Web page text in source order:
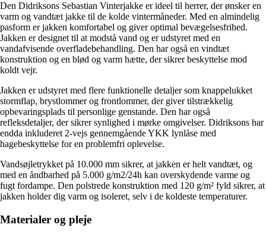
Den Didriksons Sebastian Vinterjakke er ideel til herrer, der ønsker en
varm og vandtæt jakke til de kolde vintermåneder. Med en almindelig
pasform er jakken komfortabel og giver optimal bevægelsesfrihed.
Jakken er designet til at modstå vand og er udstyret med en
vandafvisende overfladebehandling. Den har også en vindtæt
konstruktion og en blød og varm hætte, der sikrer beskyttelse mod
koldt vejr.
Jakken er udstyret med flere funktionelle detaljer som knappelukket
stormflap, brystlommer og frontlommer, der giver tilstrækkelig
opbevaringsplads til personlige genstande. Den har også
refleksdetaljer, der sikrer synlighed i mørke omgivelser. Didriksons har
endda inkluderet 2-vejs gennemgående YKK lynlåse med
hagebeskyttelse for en problemfri oplevelse.
Vandsøjletrykket på 10.000 mm sikrer, at jakken er helt vandtæt, og
med en åndbarhed på 5.000 g/m2/24h kan overskydende varme og
fugt fordampe. Den polstrede konstruktion med 120 g/m² fyld sikrer, at
jakken holder dig varm og isoleret, selv i de koldeste temperaturer.
Materialer og pleje